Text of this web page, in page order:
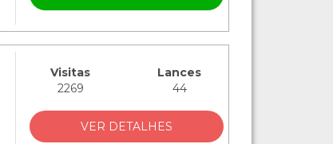
Visitas
2269
Lances
44
VER DETALHES